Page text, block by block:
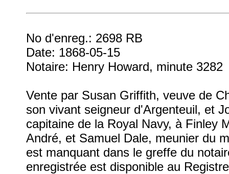
No d'enreg.: 2698 RB
Date: 1868-05-15
Notaire: Henry Howard, minute 3282
Vente par Susan Griffith, veuve de
son vivant seigneur d'Argenteuil, et
capitaine de la Royal Navy, à Finley
André, et Samuel Dale, meunier du
est manquant dans le greffe du
enregistrée est disponible au